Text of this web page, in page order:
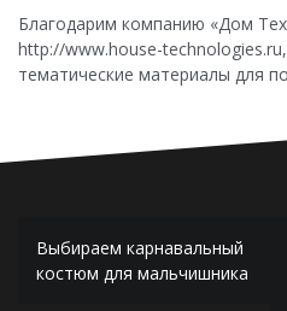
Благодарим компанию «Дом
http://www.house-
тематические материалы для
Навигация
по
Выбираем карнавальный
костюм для мальчишника